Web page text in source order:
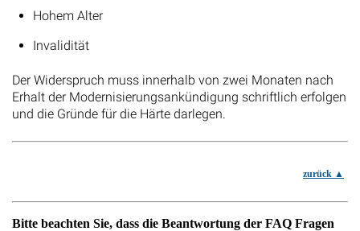
Hohem Alter
Invalidität
Der Widerspruch muss innerhalb von zwei Monaten nach
Erhalt der Modernisierungsankündigung schriftlich erfolgen
und die Gründe für die Härte darlegen.
zurück
Bitte beachten Sie, dass die Beantwortung der FAQ Fragen